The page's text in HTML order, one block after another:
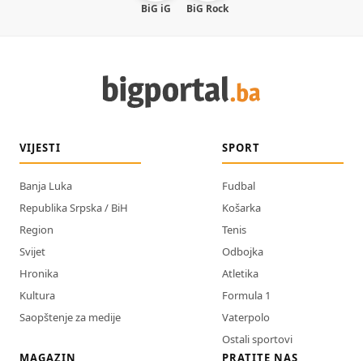
BiG iG BiG Rock
VIJESTI
Banja Luka
Republika Srpska / BiH
Region
Svijet
Hronika
Kultura
Saopštenje za medije
SPORT
Fudbal
Košarka
Tenis
Odbojka
Atletika
Formula 1
Vaterpolo
Ostali sportovi
MAGAZIN
PRATITE NAS